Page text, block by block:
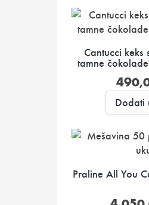
Cantucci keks
tamne
Dodati
Praline All You